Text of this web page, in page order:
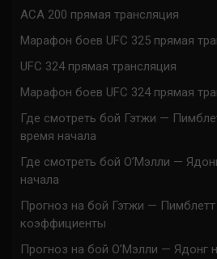
ACA 200 прямая трансляция
Марафон боев UFC 325 прямая
UFC 324 прямая трансляция
Марафон боев UFC 324 прямая
Где смотреть бой Гэтжи —
время начала
Где смотреть бой О’Мэлли —
начала
Прогноз на бой Гэтжи — Пимблетт
коэффициенты
Прогноз на бой О’Мэлли — Ядонг